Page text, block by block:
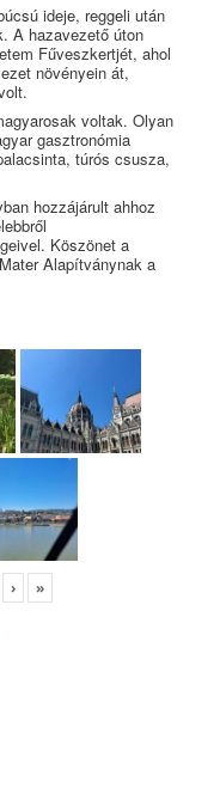
ideje, reggeli után
A hazavezető úton
Fűveszkertjét, ahol
növényein át,
voltak. Olyan
gasztronómia
túrós csusza,
hozzájárult ahhoz
Köszönet a
Alapítványnak a
› »